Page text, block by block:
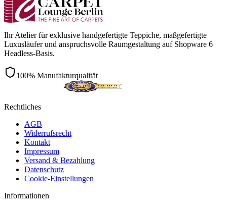
Ihr Atelier für exklusive handgefertigte Teppiche, maßgefertigte
Luxusläufer und anspruchsvolle Raumgestaltung auf Shopware 6
Headless-Basis.
100% Manufakturqualität
Rechtliches
AGB
Widerrufsrecht
Kontakt
Impressum
Versand & Bezahlung
Datenschutz
Cookie-Einstellungen
Informationen